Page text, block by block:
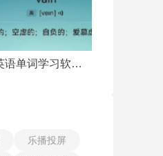
英语单词学习软件合集
乐播投屏